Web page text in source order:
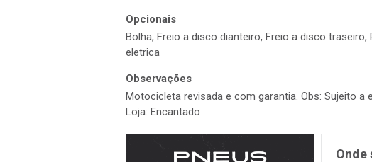
Opcionais
Bolha, Freio a disco dianteiro, Freio a disco
eletrica
Observações
Motocicleta revisada e com garantia. Obs: Sujeito a
Loja: Encantado
Onde